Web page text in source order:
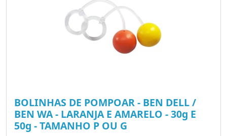
BOLINHAS DE POMPOAR - BEN DELL /
BEN WA - LARANJA E AMARELO - 30g E
50g - TAMANHO P OU G